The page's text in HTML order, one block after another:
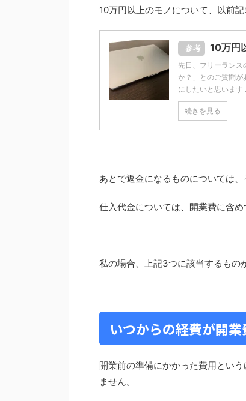
10万円以上のモノについて、以前
参考 10万円
先日、フリーラン
か？」とのご質問が
にしたいと思います
続きを見る
あとで返金になるものについては
仕入代金については、開業費に含め
私の場合、上記3つに該当するもの
いつからの経費が開業
開業前の準備にかかった費用とい
ません。